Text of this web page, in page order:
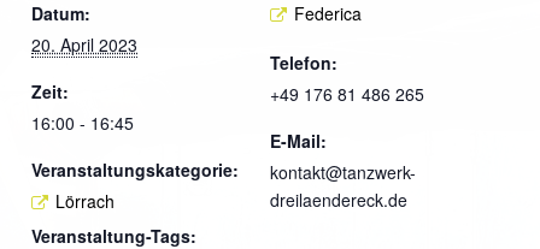
Datum:
20. April 2023
Zeit:
16:00 - 16:45
Veranstaltungskategorie:
Lörrach
Veranstaltung-Tags:
Federica
Telefon:
+49 176 81 486 265
E-Mail:
kontakt@tanzwerk-
dreilaendereck.de